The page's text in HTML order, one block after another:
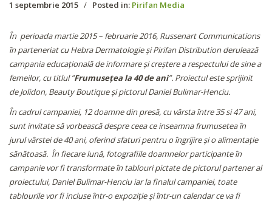
1 septembrie 2015 / Posted in: Pirifan Media
În perioada martie 2015 – februarie 2016, Russenart Communications
în parteneriat cu Hebra Dermatologie și Pirifan Distribution derulează
campania educațională de informare și creștere a respectului de sine a
femeilor, cu titlul ”Frumusețea la 40 de ani”. Proiectul este sprijinit
deJolidon, Beauty Boutique și pictorul Daniel Bulimar-Henciu.
În cadrul campaniei, 12 doamne din presă, cu vârsta între 35 si 47 ani,
sunt invitate să vorbească despre ceea ce inseamna frumusetea în
jurul vârstei de 40 ani, oferind sfaturi pentru o îngrijire și o alimentație
sănătoasă. În fiecare lună, fotografiile doamnelor participante în
campanie vor fi transformate în tablouri pictate de pictorul partener al
proiectului, Daniel Bulimar-Henciu iar la finalul campaniei, toate
tablourile vor fi incluse într-o expoziție și într-un calendar ce va fi